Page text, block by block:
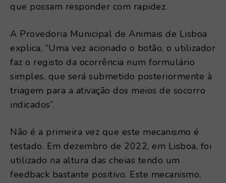
que possam responder com rapidez.
A Provedoria Municipal de Animais de Lisboa
explica, “Uma vez acionado o botão, o utilizador
faz o registo da ocorrência num formulário
simples, que será submetido posteriormente à
triagem para a ativação dos meios de socorro
indicados”.
Não é a primeira vez que este mecanismo é
testado. Em dezembro de 2022, em Lisboa, foi
utilizado na altura das cheias tendo um
feedback bastante positivo. Este mecanismo,